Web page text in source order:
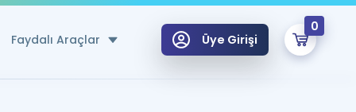
Faydalı Araçlar Üye Girişi
0